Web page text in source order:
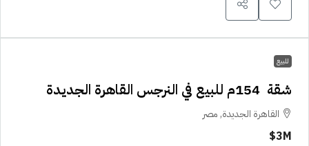
للبيع
شقة 154م للبيع في النرجس القاهرة الجديدة
القاهرة الجديدة, مصر
3M$